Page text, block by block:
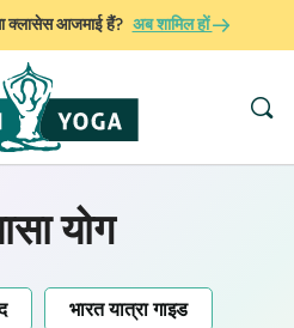
क्लासेस आजमाई हैं? अब शामिल हों
योग
भारत यात्रा गाइड